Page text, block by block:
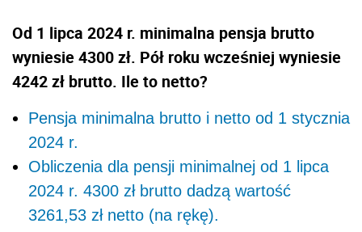
Od 1 lipca 2024 r. minimalna pensja brutto
wyniesie 4300 zł. Pół roku wcześniej wyniesie
4242 zł brutto. Ile to netto?
Pensja minimalna brutto i netto od 1 stycznia
2024 r.
Obliczenia dla pensji minimalnej od 1 lipca
2024 r. 4300 zł brutto dadzą wartość
3261,53 zł netto (na rękę).